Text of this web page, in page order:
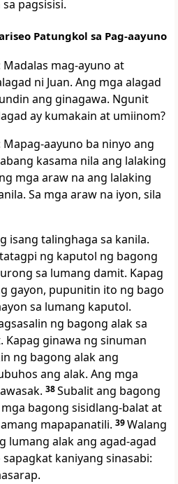
pagsisisi.
Patungkol sa Pag-aayuno
Madalas mag-ayuno at
ni Juan. Ang mga alagad
ang ginagawa. Ngunit
ay kumakain at umiinom?
Mapag-aayuno ba ninyo ang
kasama nila ang lalaking
mga araw na ang lalaking
Sa mga araw na iyon, sila
isang talinghaga sa kanila.
ng kaputol ng bagong
sa lumang damit. Kapag
gayon, pupunitin ito ng bago
sa lumang kaputol.
ng bagong alak sa
Kapag ginawa ng sinuman
ng bagong alak ang
ang alak. Ang mga
38Subalit ang bagong
bagong sisidlang-balat at
mapapanatili. 39Walang
lumang alak ang agad-agad
kaniyang sinasabi: